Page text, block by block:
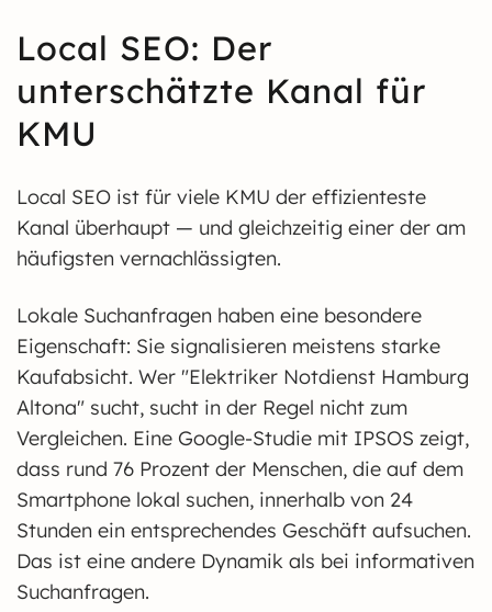
Local SEO: Der
unterschätzte Kanal für
KMU
Local SEO ist für viele KMU der effizienteste
Kanal überhaupt — und gleichzeitig einer der am
häufigsten vernachlässigten.
Lokale Suchanfragen haben eine besondere
Eigenschaft: Sie signalisieren meistens starke
Kaufabsicht. Wer "Elektriker Notdienst Hamburg
Altona" sucht, sucht in der Regel nicht zum
Vergleichen. Eine Google-Studie mit IPSOS zeigt,
dass rund 76 Prozent der Menschen, die auf dem
Smartphone lokal suchen, innerhalb von 24
Stunden ein entsprechendes Geschäft aufsuchen.
Das ist eine andere Dynamik als bei informativen
Suchanfragen.